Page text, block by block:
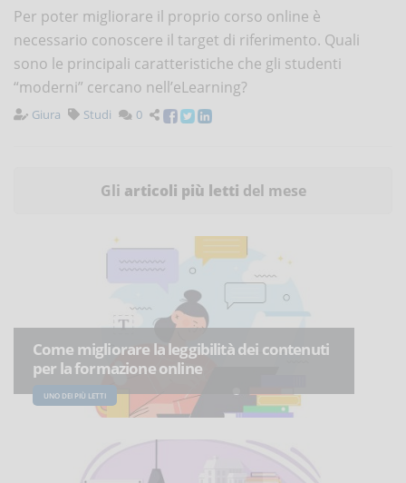
Per poter migliorare il proprio corso online è
necessario conoscere il target di riferimento. Quali
sono le principali caratteristiche che gli studenti
“moderni” cercano nell’eLearning?
Giura Studi 0
Gli articoli più letti del mese
Come migliorare la leggibilità dei contenuti
per la formazione online
UNO DEI PIÙ LETTI